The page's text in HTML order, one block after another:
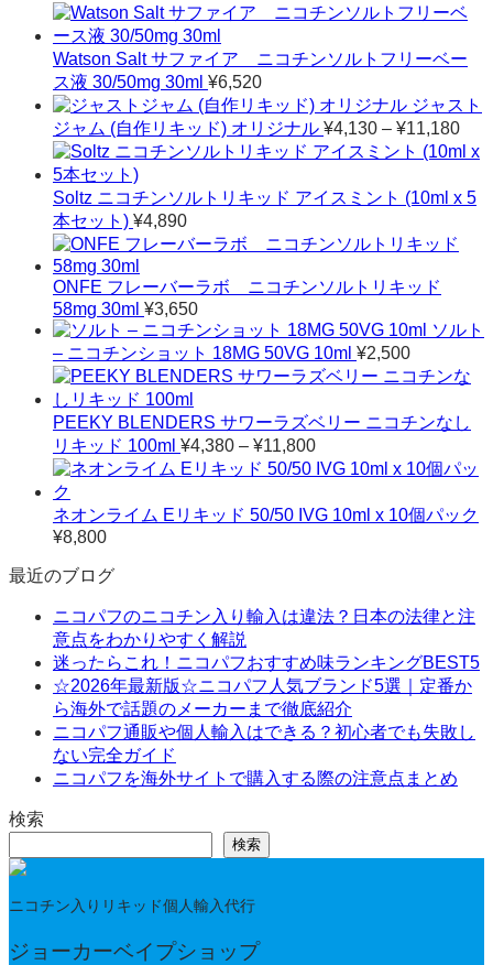
格
帯:
¥2,580
–
¥20,500
Watson Salt サファイア ニコチンソルトフリーベー
ス液 30/50mg 30ml ¥6,520
ジャスト
ジャム (自作リキッド) オリジナル ¥4,130 – ¥11,180価
格
Soltz ニコチンソルトリキッド アイスミント (10ml x 5
本セット) ¥4,890
ONFE フレーバーラボ ニコチンソルトリキッド
58mg 30ml ¥3,650
ソルト
– ニコチンショット 18MG 50VG 10ml ¥2,500
PEEKY BLENDERS サワーラズベリー ニコチンなし
リキッド 100ml ¥4,380 – ¥11,800価
格
¥4,380
ネオンライム Eリキッド 50/50 IVG 10ml x 10個パック
¥8,800
最近のブログ
ニコパフのニコチン入り輸入は違法？日本の法律と注
意点をわかりやすく解説
迷ったらこれ！ニコパフおすすめ味ランキングBEST5
☆2026年最新版☆ニコパフ人気ブランド5選｜定番か
ら海外で話題のメーカーまで徹底紹介
ニコパフ通販や個人輸入はできる？初心者でも失敗し
ない完全ガイド
ニコパフを海外サイトで購入する際の注意点まとめ
検索
検索
ニコチン入りリキッド個人輸入代行
ジョーカーベイプショップ